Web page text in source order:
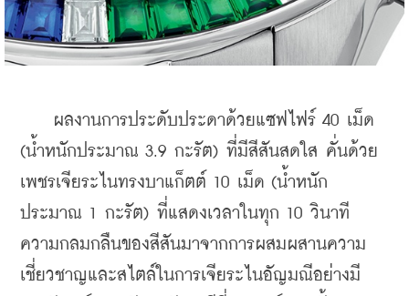
ผลงานการประดับประดาด้วยแซฟไฟร์ 40 เม็ด
(น้ำหนักประมาณ 3.9 กะรัต) ที่มีสีสันสดใส คั่นด้วย
เพชรเจียระไนทรงบาแก็ตต์ 10 เม็ด (น้ำหนัก
ประมาณ 1 กะรัต) ที่แสดงเวลาในทุก 10 วินาที
ความกลมกลืนของสีสันมาจากการผสมผสานความ
เชี่ยวชาญและสไตล์ในการเจียระไนอัญมณีอย่างมี